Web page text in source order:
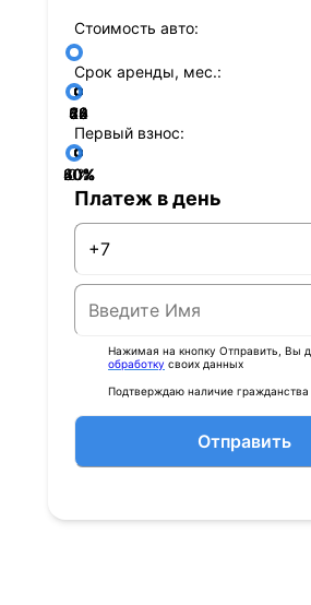
Стоимость авто:
Срок аренды, мес.:
12
24
36
48
60
72
84
Первый взнос:
0%
20%
40%
60%
80%
Платеж в день
Нажимая на кнопку Отправить, Вы
обработку своих данных
Подтверждаю наличие
Отправить